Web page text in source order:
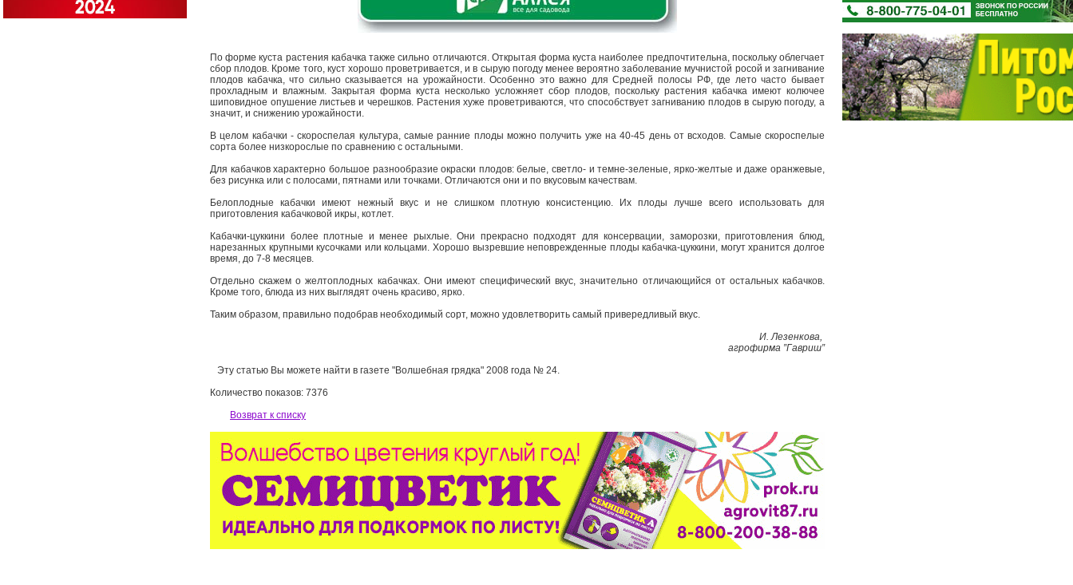
По форме куста растения кабачка также сильно отличаются. Открытая форма куста наиболее предпочтительна, поскольку облегчает
сбор плодов. Кроме того, куст хорошо проветривается, и в сырую погоду менее вероятно заболевание мучнистой росой и загнивание
плодов кабачка, что сильно сказывается на урожайности. Особенно это важно для Средней полосы РФ, где лето часто бывает
прохладным и влажным. Закрытая форма куста несколько усложняет сбор плодов, поскольку растения кабачка имеют колючее
шиповидное опушение листьев и черешков. Растения хуже проветриваются, что способствует загниванию плодов в сырую погоду, а
значит, и снижению урожайности.
В целом кабачки - скороспелая культура, самые ранние плоды можно получить уже на 40-45 день от всходов. Самые скороспелые
сорта более низкорослые по сравнению с остальными.
Для кабачков характерно большое разнообразие окраски плодов: белые, светло- и темне-зеленые, ярко-желтые и даже оранжевые,
без рисунка или с полосами, пятнами или точками. Отличаются они и по вкусовым качествам.
Белоплодные кабачки имеют нежный вкус и не слишком плотную консистенцию. Их плоды лучше всего использовать для
приготовления кабачковой икры, котлет.
Кабачки-цуккини более плотные и менее рыхлые. Они прекрасно подходят для консервации, заморозки, приготовления блюд,
нарезанных крупными кусочками или кольцами. Хорошо вызревшие неповрежденные плоды кабачка-цуккини, могут хранится долгое
время, до 7-8 месяцев.
Отдельно скажем о желтоплодных кабачках. Они имеют специфический вкус, значительно отличающийся от остальных кабачков.
Кроме того, блюда из них выглядят очень красиво, ярко.
Таким образом, правильно подобрав необходимый сорт, можно удовлетворить самый привередливый вкус.
И. Лезенкова,
агрофирма ”Гавриш”
Эту статью Вы можете найти в газете "Волшебная грядка" 2008 года № 24.
Количество показов: 7376
Возврат к списку